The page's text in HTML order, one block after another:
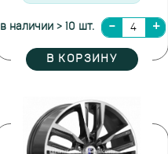
в наличии > 10 шт.
В КОРЗИНУ